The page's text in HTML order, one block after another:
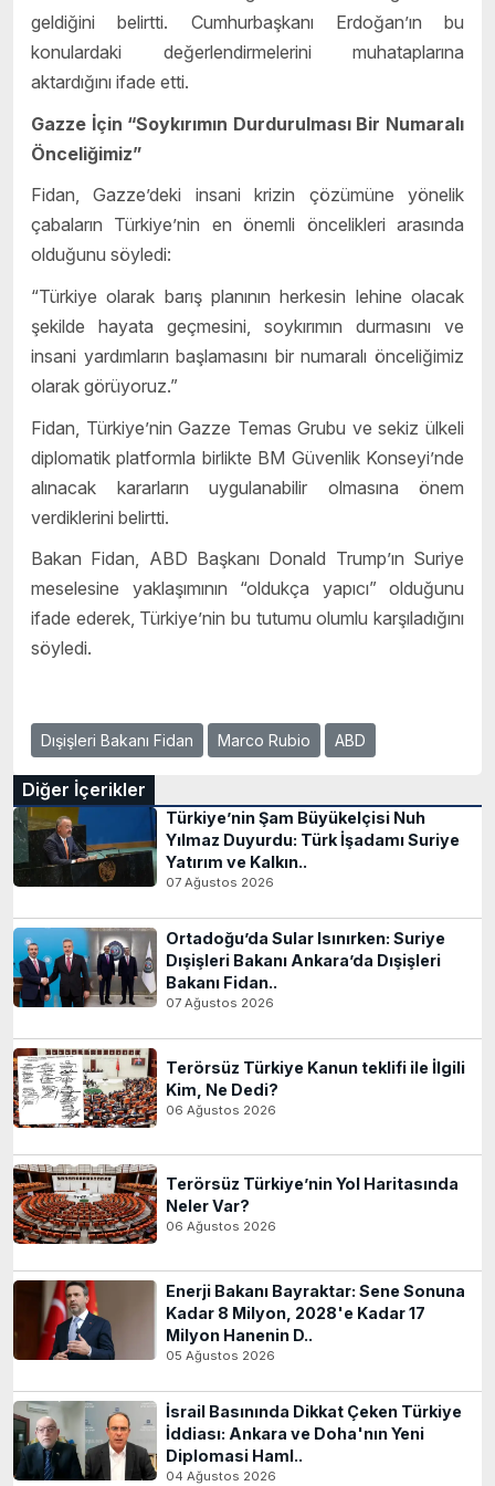
geldiğini belirtti. Cumhurbaşkanı Erdoğan’ın bu
konulardaki değerlendirmelerini muhataplarına
aktardığını ifade etti.
Gazze İçin “Soykırımın Durdurulması Bir Numaralı
Önceliğimiz”
Fidan, Gazze’deki insani krizin çözümüne yönelik
çabaların Türkiye’nin en önemli öncelikleri arasında
olduğunu söyledi:
“Türkiye olarak barış planının herkesin lehine olacak
şekilde hayata geçmesini, soykırımın durmasını ve
insani yardımların başlamasını bir numaralı önceliğimiz
olarak görüyoruz.”
Fidan, Türkiye’nin Gazze Temas Grubu ve sekiz ülkeli
diplomatik platformla birlikte BM Güvenlik Konseyi’nde
alınacak kararların uygulanabilir olmasına önem
verdiklerini belirtti.
Bakan Fidan, ABD Başkanı Donald Trump’ın Suriye
meselesine yaklaşımının “oldukça yapıcı” olduğunu
ifade ederek, Türkiye’nin bu tutumu olumlu karşıladığını
söyledi.
Dışişleri Bakanı Fidan Marco Rubio ABD
Diğer İçerikler
Türkiye’nin Şam Büyükelçisi Nuh
Yılmaz Duyurdu: Türk İşadamı Suriye
Yatırım ve Kalkın..
07 Ağustos 2026
Ortadoğu’da Sular Isınırken: Suriye
Dışişleri Bakanı Ankara’da Dışişleri
Bakanı Fidan..
07 Ağustos 2026
Terörsüz Türkiye Kanun teklifi ile İlgili
Kim, Ne Dedi?
06 Ağustos 2026
Terörsüz Türkiye’nin Yol Haritasında
Neler Var?
06 Ağustos 2026
Enerji Bakanı Bayraktar: Sene Sonuna
Kadar 8 Milyon, 2028'e Kadar 17
Milyon Hanenin D..
05 Ağustos 2026
İsrail Basınında Dikkat Çeken Türkiye
İddiası: Ankara ve Doha'nın Yeni
Diplomasi Haml..
04 Ağustos 2026